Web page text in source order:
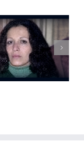
Repudio a la
represión